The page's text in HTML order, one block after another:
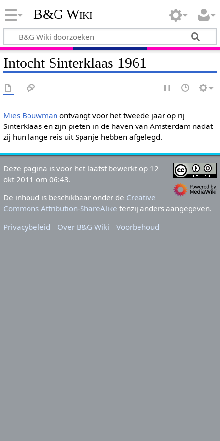
B&G Wiki
Intocht Sinterklaas 1961
Mies Bouwmanontvangt voor het tweede jaar op rij
Sinterklaas en zijn pieten in de haven van Amsterdam nadat
zij hun lange reis uit Spanje hebben afgelegd.
Deze pagina is voor het laatst bewerkt op 12
okt 2011 om 06:43.
De inhoud is beschikbaar onder de Creative
Commons Attribution-ShareAlike tenzij anders aangegeven.
Privacybeleid
Over B&G Wiki Voorbehoud